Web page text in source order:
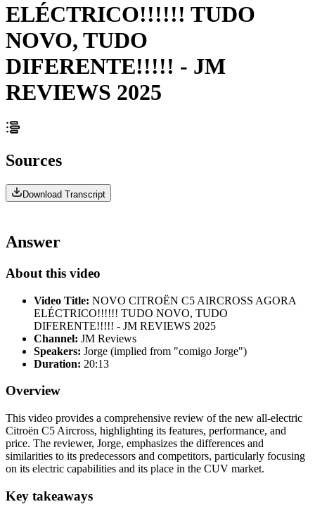
ELÉCTRICO!!!!!! TUDO
NOVO, TUDO
DIFERENTE!!!!! - JM
REVIEWS 2025
Sources
Download Transcript
Answer
About this video
Video Title: NOVO CITROËN C5 AIRCROSS AGORA
ELÉCTRICO!!!!!! TUDO NOVO, TUDO
DIFERENTE!!!!! - JM REVIEWS 2025
Channel: JM Reviews
Speakers: Jorge (implied from "comigo Jorge")
Duration: 20:13
Overview
This video provides a comprehensive review of the new all-electric
Citroën C5 Aircross, highlighting its features, performance, and
price. The reviewer, Jorge, emphasizes the differences and
similarities to its predecessors and competitors, particularly focusing
on its electric capabilities and its place in the CUV market.
Key takeaways